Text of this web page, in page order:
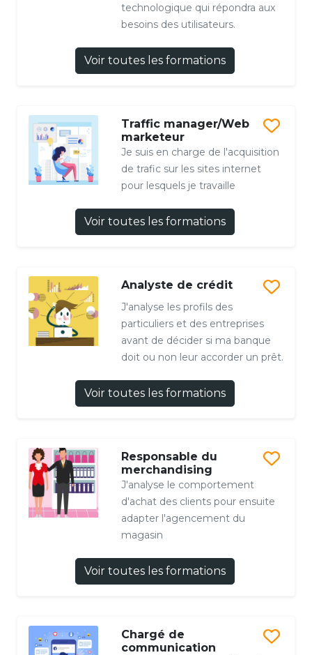
technologique qui répondra aux
besoins des utilisateurs.
Voir toutes les formations
Traffic manager/Web
marketeur
Je suis en charge de l'acquisition
de trafic sur les sites internet
pour lesquels je travaille
Voir toutes les formations
Analyste de crédit
J'analyse les profils des
particuliers et des entreprises
avant de décider si ma banque
doit ou non leur accorder un prêt.
Voir toutes les formations
Responsable du
merchandising
J'analyse le comportement
d'achat des clients pour ensuite
adapter l'agencement du
magasin
Voir toutes les formations
Chargé de
communication